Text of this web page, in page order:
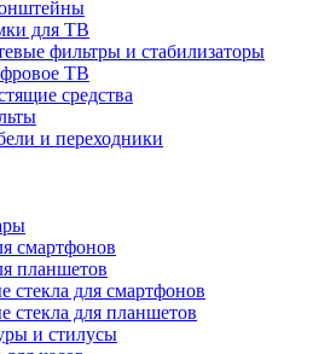
для ТВ
фильтры и стабилизаторы
ТВ
средства
и переходники
смартфонов
планшетов
стекла для смартфонов
стекла для планшетов
и стилусы